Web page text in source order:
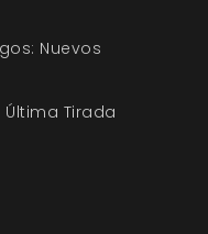
Nuevos
Tirada